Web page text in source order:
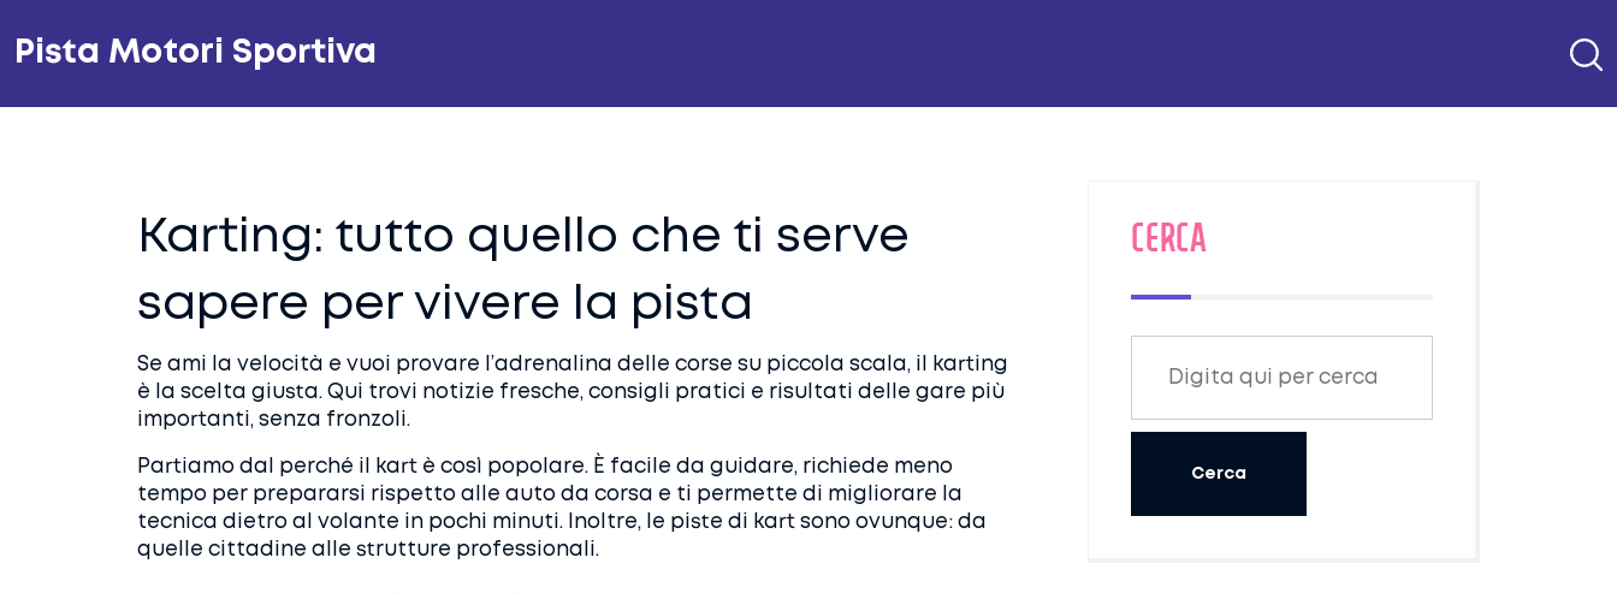
Pista Motori Sportiva
Karting: tutto quello che ti serve
sapere per vivere la pista
Se ami la velocità e vuoi provare l’adrenalina delle corse su piccola scala, il karting
è la scelta giusta. Qui trovi notizie fresche, consigli pratici e risultati delle gare più
importanti, senza fronzoli.
Partiamo dal perché il kart è così popolare. È facile da guidare, richiede meno
tempo per prepararsi rispetto alle auto da corsa e ti permette di migliorare la
tecnica dietro al volante in pochi minuti. Inoltre, le piste di kart sono ovunque: da
quelle cittadine alle strutture professionali.
CERCA